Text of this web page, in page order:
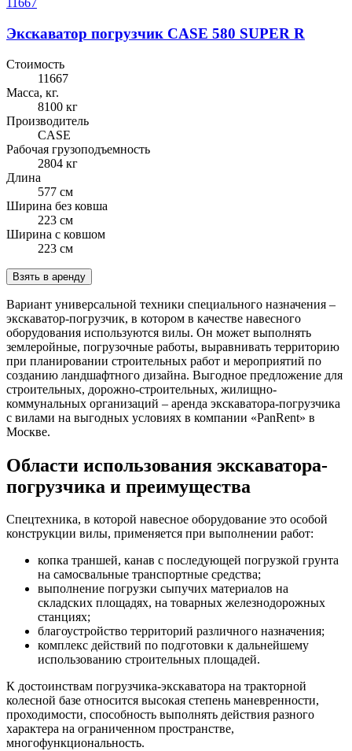
11667
Экскаватор погрузчик CASE 580 SUPER R
Стоимость
11667
Масса, кг.
8100 кг
Производитель
CASE
Рабочая грузоподъемность
2804 кг
Длина
577 см
Ширина без ковша
223 см
Ширина с ковшом
223 см
Взять в аренду
Вариант универсальной техники специального назначения –
экскаватор-погрузчик, в котором в качестве навесного
оборудования используются вилы. Он может выполнять
землеройные, погрузочные работы, выравнивать территорию
при планировании строительных работ и мероприятий по
созданию ландшафтного дизайна. Выгодное предложение для
строительных, дорожно-строительных, жилищно-
коммунальных организаций – аренда экскаватора-погрузчика
с вилами на выгодных условиях в компании «PanRent» в
Москве.
Области использования экскаватора-
погрузчика и преимущества
Спецтехника, в которой навесное оборудование это особой
конструкции вилы, применяется при выполнении работ:
копка траншей, канав с последующей погрузкой грунта
на самосвальные транспортные средства;
выполнение погрузки сыпучих материалов на
складских площадях, на товарных железнодорожных
станциях;
благоустройство территорий различного назначения;
комплекс действий по подготовки к дальнейшему
использованию строительных площадей.
К достоинствам погрузчика-экскаватора на тракторной
колесной базе относится высокая степень маневренности,
проходимости, способность выполнять действия разного
характера на ограниченном пространстве,
многофункциональность.